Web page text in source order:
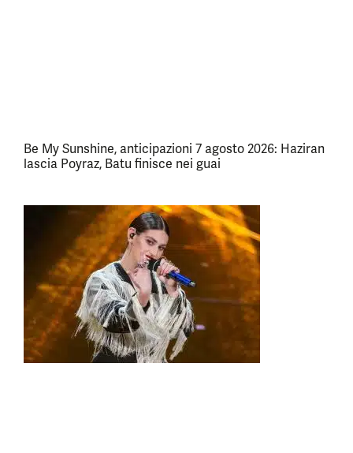
Be My Sunshine, anticipazioni 7 agosto 2026: Haziran
lascia Poyraz, Batu finisce nei guai